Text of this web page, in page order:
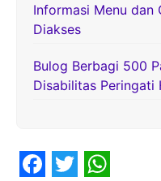
Informasi Menu dan
Diakses
Bulog Berbagi 500
Disabilitas Peringati